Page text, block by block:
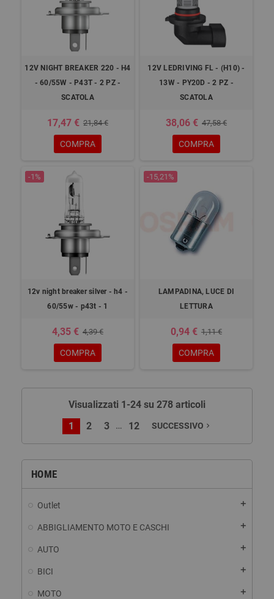
HOME
Outlet add
ABBIGLIAMENTO MOTO E CASCHI add
AUTO add
BICI add
MOTO add
12V NIGHT BREAKER 220 - H4
- 60/55W - P43T - 2 PZ -
SCATOLA
17,47 € 21,84 €
COMPRA
12V LEDRIVING FL - (H10) -
13W - PY20D - 2 PZ -
SCATOLA
38,06 € 47,58 €
COMPRA
-1%
12v night breaker silver - h4 -
60/55w - p43t - 1
4,35 € 4,39 €
COMPRA
-15,21%
LAMPADINA, LUCE DI
LETTURA
0,94 € 1,11 €
COMPRA
Visualizzati 1-24 su 278 articoli
1
2 3 … 12 SUCCESSIVO navigate_next